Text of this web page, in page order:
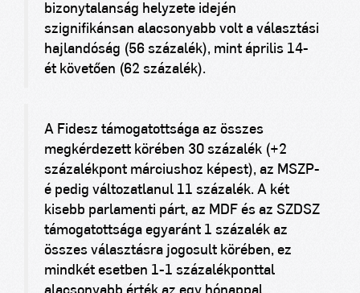
bizonytalanság helyzete idején
szignifikánsan alacsonyabb volt a választási
hajlandóság (56 százalék), mint április 14-
ét követően (62 százalék).
A Fidesz támogatottsága az összes
megkérdezett körében 30 százalék (+2
százalékpont márciushoz képest), az MSZP-
é pedig változatlanul 11 százalék. A két
kisebb parlamenti párt, az MDF és az SZDSZ
támogatottsága egyaránt 1 százalék az
összes választásra jogosult körében, ez
mindkét esetben 1-1 százalékponttal